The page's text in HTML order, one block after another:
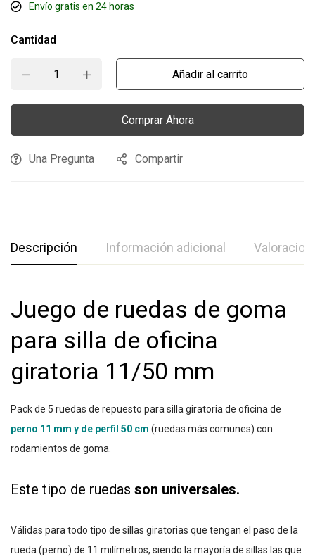
Envío gratis en 24 horas
Cantidad
Añadir al carrito
Comprar Ahora
Una Pregunta Compartir
Descripción Información adicional
Juego de ruedas de goma
para silla de oficina
giratoria 11/50 mm
Pack de 5 ruedas de repuesto para silla giratoria de oficina de
perno 11 mm y de perfil 50 cm (ruedas más comunes) con
rodamientos de goma.
Este tipo de ruedas son universales.
Válidas para todo tipo de sillas giratorias que tengan el paso de la
rueda (perno) de 11 milímetros, siendo la mayoría de sillas las que